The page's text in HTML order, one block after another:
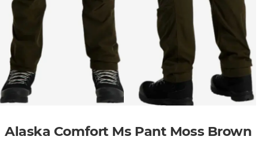
Alaska Comfort Ms Pant Moss Brown